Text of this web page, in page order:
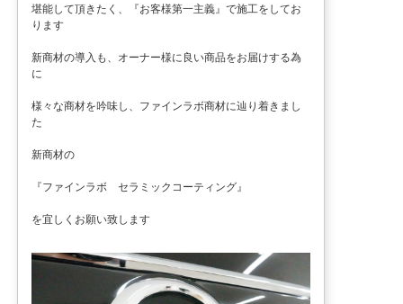
堪能して頂きたく、『お客様第一主義』で施工をしてお
ります
新商材の導入も、オーナー様に良い商品をお届けする為
に
様々な商材を吟味し、ファインラボ商材に辿り着きまし
た
新商材の
『ファインラボ セラミックコーティング』
を宜しくお願い致します